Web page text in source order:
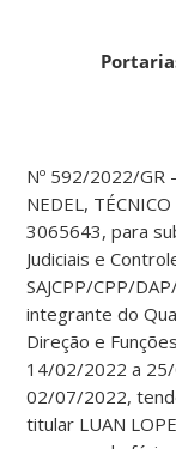
Nº 592/2022/GR
NEDEL,
3065643, para
Judiciais e
SAJCPP/CPP/
integrante do
Direção e
14/02/2022 a
02/07/2022,
titular LUAN